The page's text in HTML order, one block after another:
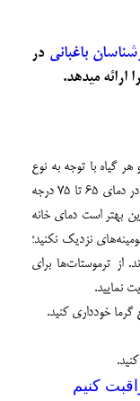
باغبانی در
ارائه میدهد.
گیاه با توجه به نوع
خود به درجه حرارت متفاوتی نیاز دارد؛ اما بیشتر گیاهان در دمای ۶۵ تا ۷۵ درجه
بهتر است دمای خانه
نزدیک نکنید؛
از ترموستات‌ها برای
نمایید.
گرما خودداری کنید.
کنیم